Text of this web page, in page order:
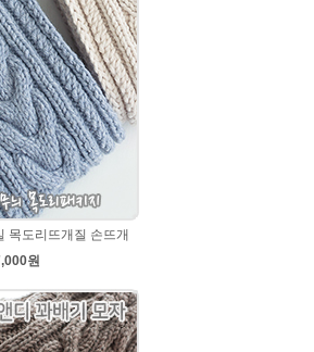
목도리뜨개질 손뜨개
원